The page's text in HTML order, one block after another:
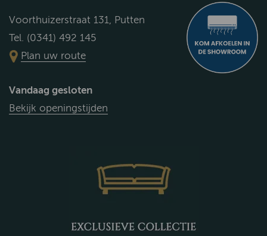
Voorthuizerstraat 131, Putten
Tel. (0341) 492 145
Plan uw route
Vandaag gesloten
Bekijk openingstijden